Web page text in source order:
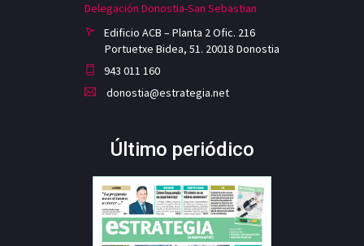
Delegación Donostia-San Sebastian
Edificio ACB – Planta 2 Ofic. 216
Portuetxe Bidea, 51. 20018 Donostia
943 011 160
donostia@estrategia.net
Último periódico